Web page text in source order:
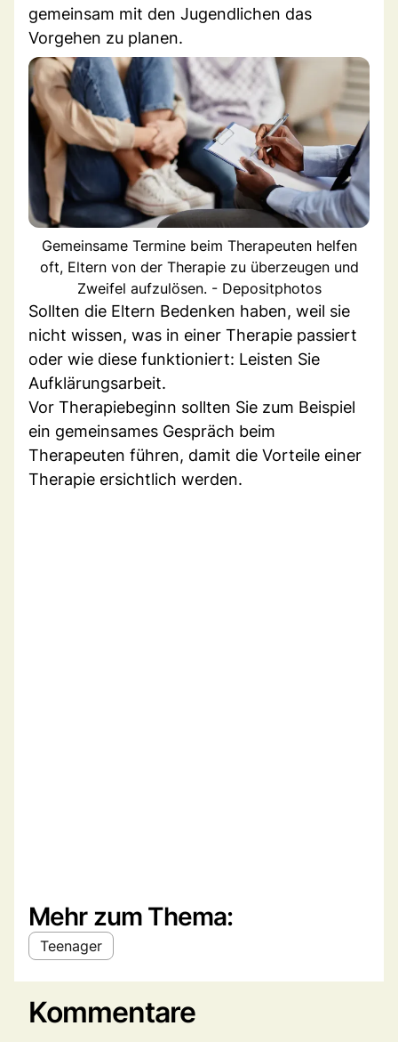
gemeinsam mit den Jugendlichen das
Vorgehen zu planen.
Gemeinsame Termine beim Therapeuten helfen
oft, Eltern von der Therapie zu überzeugen und
Zweifel aufzulösen. - Depositphotos
Sollten die Eltern Bedenken haben, weil sie
nicht wissen, was in einer Therapie passiert
oder wie diese funktioniert: Leisten Sie
Aufklärungsarbeit.
Vor Therapiebeginn sollten Sie zum Beispiel
ein gemeinsames Gespräch beim
Therapeuten führen, damit die Vorteile einer
Therapie ersichtlich werden.
Mehr zum Thema:
Teenager
Kommentare